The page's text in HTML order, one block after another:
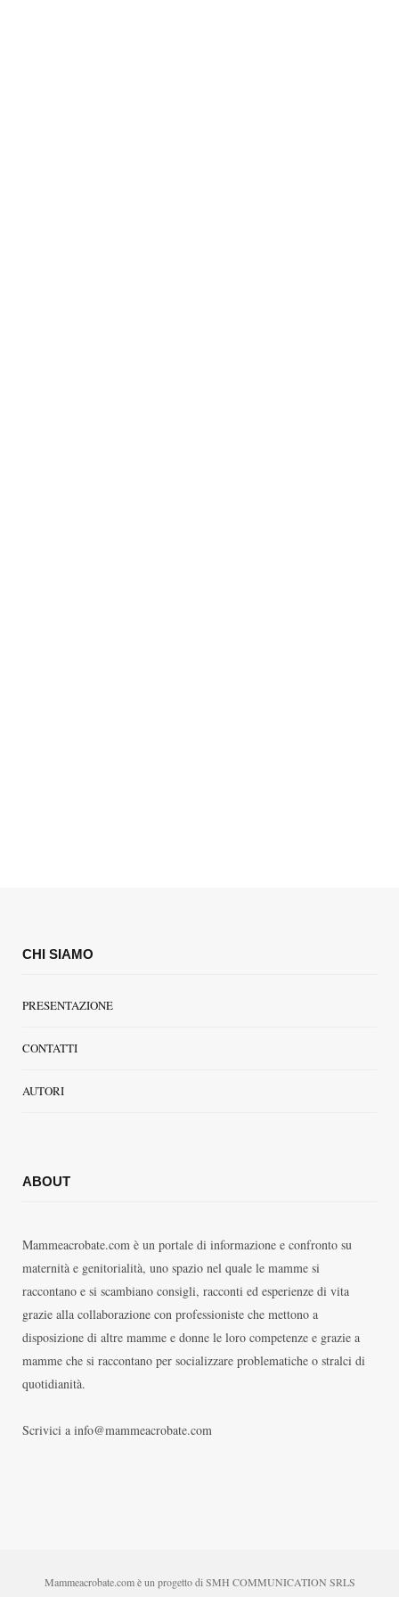
CHI SIAMO
PRESENTAZIONE
CONTATTI
AUTORI
ABOUT
Mammeacrobate.com è un portale di informazione e confronto su
maternità e genitorialità, uno spazio nel quale le mamme si
raccontano e si scambiano consigli, racconti ed esperienze di vita
grazie alla collaborazione con professioniste che mettono a
disposizione di altre mamme e donne le loro competenze e grazie a
mamme che si raccontano per socializzare problematiche o stralci di
quotidianità.
Scrivici a info@mammeacrobate.com
Mammeacrobate.com è un progetto di SMH COMMUNICATION SRLS